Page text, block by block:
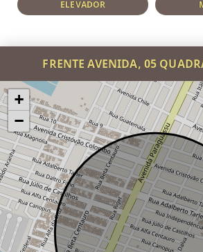
ELEVADOR
FRENTE AVENIDA, 05
+
−